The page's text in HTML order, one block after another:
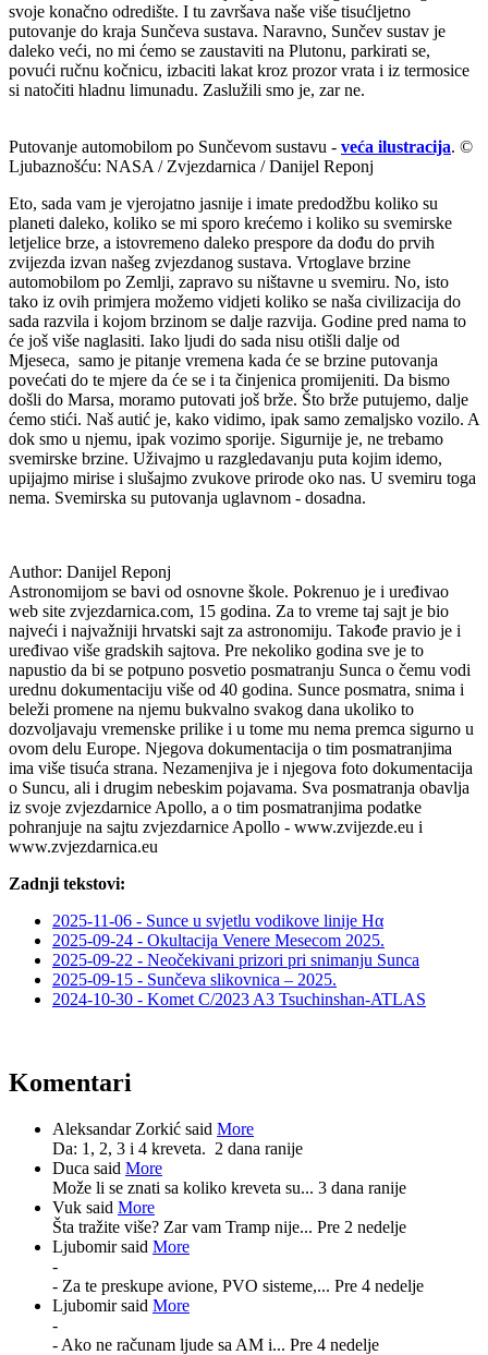
svoje konačno odredište. I tu završava naše više tisućljetno
putovanje do kraja Sunčeva sustava. Naravno, Sunčev sustav je
daleko veći, no mi ćemo se zaustaviti na Plutonu, parkirati se,
povući ručnu kočnicu, izbaciti lakat kroz prozor vrata i iz termosice
si natočiti hladnu limunadu. Zaslužili smo je, zar ne.
Putovanje automobilom po Sunčevom sustavu - veća ilustracija. ©
Ljubaznošću: NASA / Zvjezdarnica / Danijel Reponj
Eto, sada vam je vjerojatno jasnije i imate predodžbu koliko su
planeti daleko, koliko se mi sporo krećemo i koliko su svemirske
letjelice brze, a istovremeno daleko prespore da dođu do prvih
zvijezda izvan našeg zvjezdanog sustava. Vrtoglave brzine
automobilom po Zemlji, zapravo su ništavne u svemiru. No, isto
tako iz ovih primjera možemo vidjeti koliko se naša civilizacija do
sada razvila i kojom brzinom se dalje razvija. Godine pred nama to
će još više naglasiti. Iako ljudi do sada nisu otišli dalje od
Mjeseca, samo je pitanje vremena kada će se brzine putovanja
povećati do te mjere da će se i ta činjenica promijeniti. Da bismo
došli do Marsa, moramo putovati još brže. Što brže putujemo, dalje
ćemo stići. Naš autić je, kako vidimo, ipak samo zemaljsko vozilo. A
dok smo u njemu, ipak vozimo sporije. Sigurnije je, ne trebamo
svemirske brzine. Uživajmo u razgledavanju puta kojim idemo,
upijajmo mirise i slušajmo zvukove prirode oko nas. U svemiru toga
nema. Svemirska su putovanja uglavnom - dosadna.
Author: Danijel Reponj
Astronomijom se bavi od osnovne škole. Pokrenuo je i uređivao
web site zvjezdarnica.com, 15 godina. Za to vreme taj sajt je bio
najveći i najvažniji hrvatski sajt za astronomiju. Takođe pravio je i
uređivao više gradskih sajtova. Pre nekoliko godina sve je to
napustio da bi se potpuno posvetio posmatranju Sunca o čemu vodi
urednu dokumentaciju više od 40 godina. Sunce posmatra, snima i
beleži promene na njemu bukvalno svakog dana ukoliko to
dozvoljavaju vremenske prilike i u tome mu nema premca sigurno u
ovom delu Europe. Njegova dokumentacija o tim posmatranjima
ima više tisuća strana. Nezamenjiva je i njegova foto dokumentacija
o Suncu, ali i drugim nebeskim pojavama. Sva posmatranja obavlja
iz svoje zvjezdarnice Apollo, a o tim posmatranjima podatke
pohranjuje na sajtu zvjezdarnice Apollo - www.zvijezde.eu i
www.zvjezdarnica.eu
Zadnji tekstovi:
2025-11-06 - Sunce u svjetlu vodikove linije Hα
2025-09-24 - Okultacija Venere Mesecom 2025.
2025-09-22 - Neočekivani prizori pri snimanju Sunca
2025-09-15 - Sunčeva slikovnica – 2025.
2024-10-30 - Komet C/2023 A3 Tsuchinshan-ATLAS
Komentari
Aleksandar Zorkić said More
Da: 1, 2, 3 i 4 kreveta. 2 dana ranije
Duca said More
Može li se znati sa koliko kreveta su... 3 dana ranije
Vuk said More
Šta tražite više? Zar vam Tramp nije... Pre 2 nedelje
Ljubomir said More
-
- Za te preskupe avione, PVO sisteme,... Pre 4 nedelje
Ljubomir said More
-
- Ako ne računam ljude sa AM i... Pre 4 nedelje